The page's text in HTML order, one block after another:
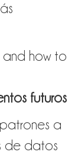
futuros
a
de datos